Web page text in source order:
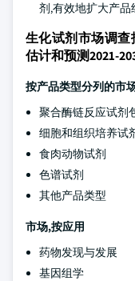
剂,有效地扩大产品
生化试剂市场调
估计和预测2021-
按产品类型分列的市
聚合酶链反应试剂
细胞和组织培养试
食肉动物试剂
色谱试剂
其他产品类型
市场,按应用
药物发现与发展
基因组学